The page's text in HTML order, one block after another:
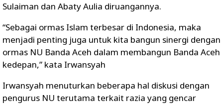
Sulaiman dan Abaty Aulia diruangannya.
“Sebagai ormas Islam terbesar di Indonesia, maka
menjadi penting juga untuk kita bangun sinergi dengan
ormas NU Banda Aceh dalam membangun Banda Aceh
kedepan,” kata Irwansyah
Irwansyah menuturkan beberapa hal diskusi dengan
pengurus NU terutama terkait razia yang gencar